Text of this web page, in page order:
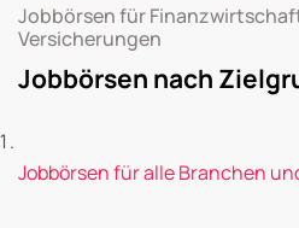
Jobbörsen für
Versicherungen
Jobbörsen nach
Jobbörsen für alle Branchen